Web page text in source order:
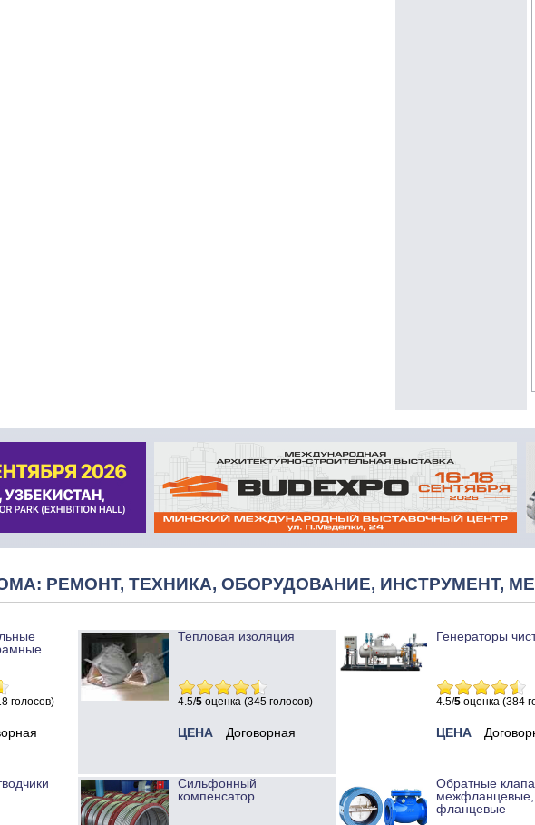
РЕМОНТ, ТЕХНИКА, ОБОРУДОВАНИЕ, ИНСТРУМЕНТ,
голосов)
Тепловая изоляция
4.5/5 оценка (345 голосов)
ЦЕНА Договорная
Генераторы
4.5/5 оценка (384
ЦЕНА
Сильфонный
компенсатор
Обратные
межфланцевые,
фланцевые